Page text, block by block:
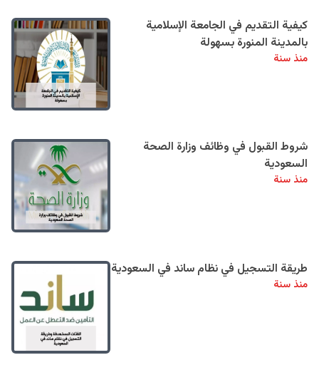
كيفية التقديم في الجامعة الإسلامية
بالمدينة المنورة بسهولة
منذ سنة
شروط القبول في وظائف وزارة الصحة
السعودية
منذ سنة
طريقة التسجيل في نظام ساند في السعودية
منذ سنة